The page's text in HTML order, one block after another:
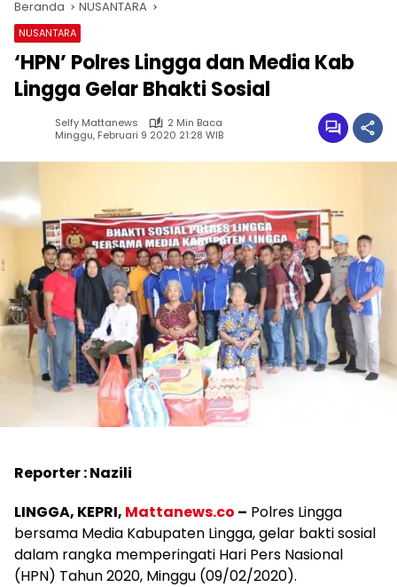
Beranda NUSANTARA
NUSANTARA
‘HPN’ Polres Lingga dan Media Kab
Lingga Gelar Bhakti Sosial
Selfy Mattanews
2 Min Baca
Minggu, Februari 9 2020 21:28 WIB
Reporter : Nazili
LINGGA, KEPRI, Mattanews.co – Polres Lingga
bersama Media Kabupaten Lingga, gelar bakti sosial
dalam rangka memperingati Hari Pers Nasional
(HPN) Tahun 2020, Minggu (09/02/2020).